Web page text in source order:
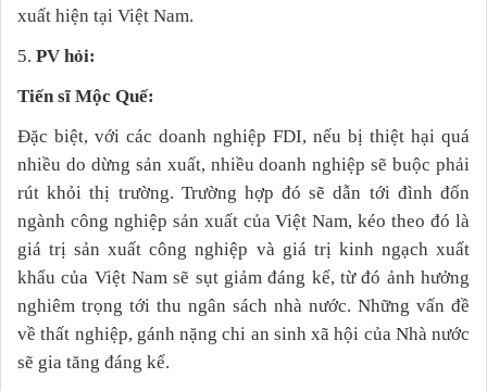
xuất hiện tại Việt Nam.
5. PV hỏi:
Tiến sĩ Mộc Quế:
Đặc biệt, với các doanh nghiệp FDI, nếu bị thiệt hại quá
nhiều do dừng sản xuất, nhiều doanh nghiệp sẽ buộc phải
rút khỏi thị trường. Trường hợp đó sẽ dẫn tới đình đốn
ngành công nghiệp sản xuất của Việt Nam, kéo theo đó là
giá trị sản xuất công nghiệp và giá trị kinh ngạch xuất
khẩu của Việt Nam sẽ sụt giảm đáng kể, từ đó ảnh hưởng
nghiêm trọng tới thu ngân sách nhà nước. Những vấn đề
về thất nghiệp, gánh nặng chi an sinh xã hội của Nhà nước
sẽ gia tăng đáng kể.